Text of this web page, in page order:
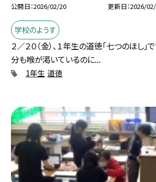
公開日 2026/02/20 更新日 2026/
学校のようす
２／２０（金）、１年生の道徳「七つのほし」
分も喉が渇いているのに...
1年生 道徳